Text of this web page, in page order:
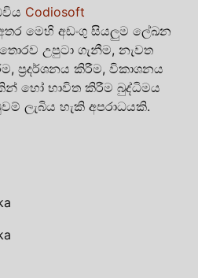
Codiosoft
මෙහි අඩංගු සියලුම ලේඛන
උපුටා ගැනීම, නැවත
ප්‍රදර්ශනය කිරීම, විකාශනය
හෝ භාවිත කිරීම බුද්ධිමය
ලැබිය හැකි අපරාධයකි.